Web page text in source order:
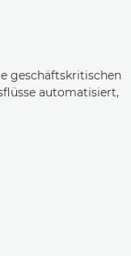
geschäftskritischen
automatisiert,